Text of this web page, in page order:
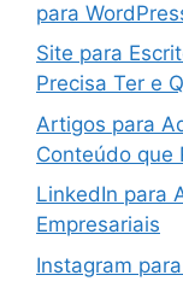
para
Site para
Precisa Ter e
Artigos para
Conteúdo que
LinkedIn para
Empresariais
Instagram